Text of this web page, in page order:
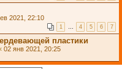
2021, 22:10
1 … 4 5 6 7
пластики
02 янв 2021, 20:25